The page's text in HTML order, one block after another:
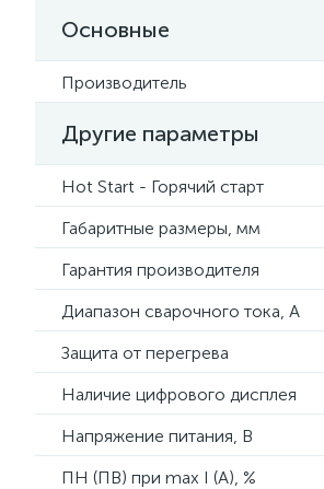
Основные
Производитель
Другие параметры
Hot Start - Горячий старт
Габаритные размеры, мм
Гарантия производителя
Диапазон сварочного тока, А
Защита от перегрева
Наличие цифрового дисплея
Напряжение питания, В
ПН (ПВ) при max I (A), %